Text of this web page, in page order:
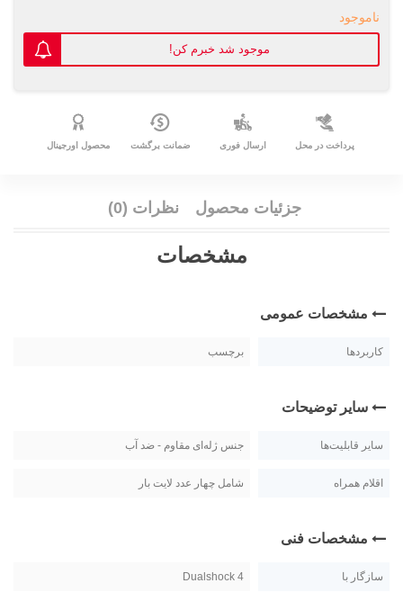
ناموجود
موجود شد خبرم کن!
پرداخت در محل ارسال فوری ضمانت برگشت محصول اورجینال
جزئیات محصول نظرات (0)
مشخصات
مشخصات عمومی
کاربردها برچسب
سایر توضیحات
سایر قابلیت‌ها جنس ژله‌ای مقاوم - ضد آب
اقلام همراه شامل چهار عدد لایت بار
مشخصات فنی
سازگار با Dualshock 4